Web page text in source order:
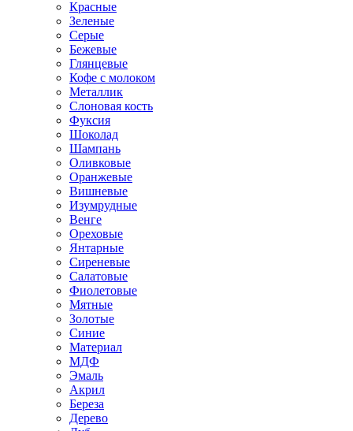
Красные
Зеленые
Серые
Бежевые
Глянцевые
Кофе с молоком
Металлик
Слоновая кость
Фуксия
Шоколад
Шампань
Оливковые
Оранжевые
Вишневые
Изумрудные
Венге
Ореховые
Янтарные
Сиреневые
Салатовые
Фиолетовые
Мятные
Золотые
Синие
Материал
МДФ
Эмаль
Акрил
Береза
Дерево